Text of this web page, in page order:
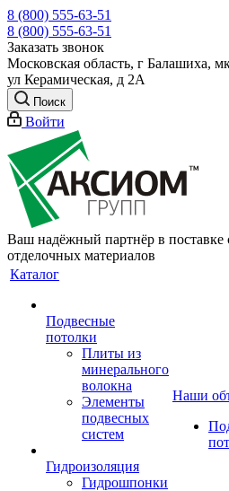
8 (800) 555-63-51
8 (800) 555-63-51
Заказать звонок
Московская область, г Балашиха,
ул Керамическая, д 2А
Поиск
Войти
Ваш надёжный партнёр в поставке
отделочных материалов
Каталог
Подвесные
потолки
Плиты из
минерального
волокна
Элементы
подвесных
систем
Гидроизоляция
Гидрошпонки
Наши